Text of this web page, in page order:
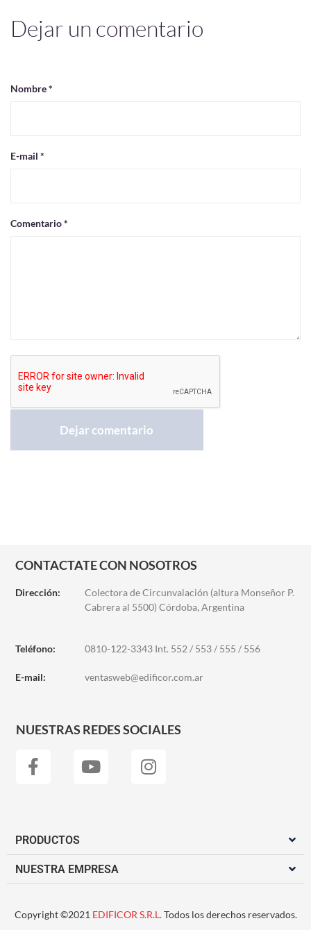
Dejar un comentario
Nombre *
E-mail *
Comentario *
CONTACTATE CON NOSOTROS
Dirección:
Colectora de Circunvalación (altura Monseñor P.
Cabrera al 5500) Córdoba, Argentina
Teléfono: 0810-122-3343 Int. 552 / 553 / 555 / 556
E-mail: ventasweb@edificor.com.ar
NUESTRAS REDES SOCIALES
PRODUCTOS
NUESTRA EMPRESA
Copyright ©2021 EDIFICOR S.R.L.Todos los derechos reservados.